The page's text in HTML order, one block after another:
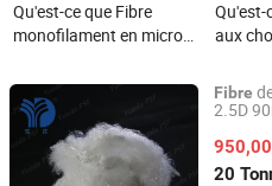
Qu'est-ce que Fibre
monofilament en micro
6mm 12mm
Qu'est-
aux
béton
Fibre
2.5D
20
Jiangyin Yueda Chemical
Jiangsu, China